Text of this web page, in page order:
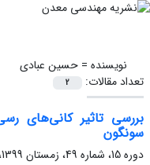
نویسنده =حسین عبادی
تعداد مقالات:
2
بررسی تاثیر کانی‌های
سونگون
دوره 15، شماره 49، زمستان 1399، صفحه